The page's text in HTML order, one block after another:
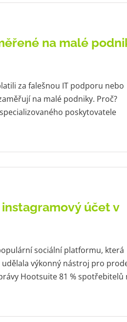
na malé
za falešnou IT podporu nebo
na malé podniky. Proč?
poskytovatele
účet v
sociální platformu, která
výkonný nástroj pro
Hootsuite 81 % spotřebitelů